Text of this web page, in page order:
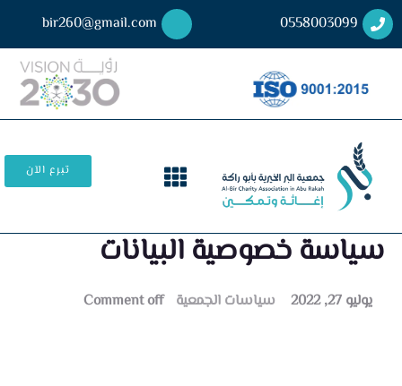
0558003099
bir260@gmail.com
تبرع الآن
سياسة خصوصية البيانات
يوليو 27, 2022 سياسات الجمعية Comment off